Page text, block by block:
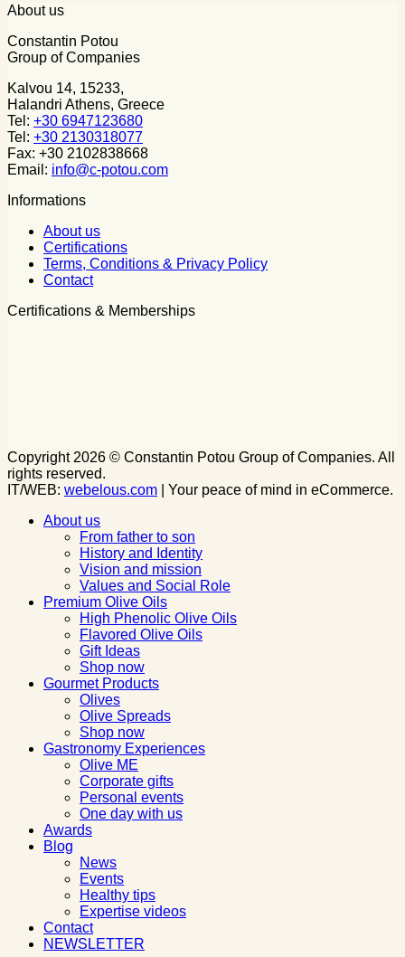
About us
Constantin Potou
Group of Companies
Kalvou 14, 15233,
Halandri Athens, Greece
Tel: +30 6947123680
Tel: +30 2130318077
Fax: +30 2102838668
Email: info@c-potou.com
Informations
About us
Certifications
Terms, Conditions & Privacy Policy
Contact
Certifications & Memberships
Copyright 2026 © Constantin Potou Group of Companies. All
rights reserved.
IT/WEB: webelous.com | Your peace of mind in eCommerce.
About us
From father to son
History and Identity
Vision and mission
Values and Social Role
Premium Olive Oils
High Phenolic Olive Oils
Flavored Olive Oils
Gift Ideas
Shop now
Gourmet Products
Olives
Olive Spreads
Shop now
Gastronomy Experiences
Olive ME
Corporate gifts
Personal events
One day with us
Awards
Blog
News
Events
Healthy tips
Expertise videos
Contact
NEWSLETTER